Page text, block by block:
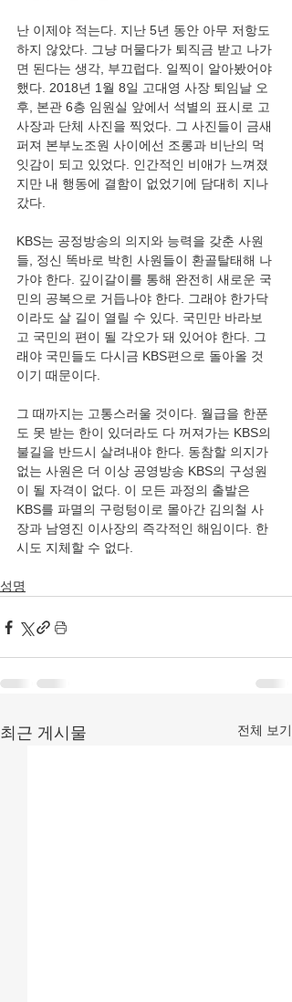
난 이제야 적는다. 지난 5년 동안 아무 저항도
하지 않았다. 그냥 머물다가 퇴직금 받고 나가
면 된다는 생각, 부끄럽다. 일찍이 알아봤어야
했다. 2018년 1월 8일 고대영 사장 퇴임날 오
후, 본관 6층 임원실 앞에서 석별의 표시로 고
사장과 단체 사진을 찍었다. 그 사진들이 금새
퍼져 본부노조원 사이에선 조롱과 비난의 먹
잇감이 되고 있었다. 인간적인 비애가 느껴졌
지만 내 행동에 결함이 없었기에 담대히 지나
갔다.
KBS는 공정방송의 의지와 능력을 갖춘 사원
들, 정신 똑바로 박힌 사원들이 환골탈태해 나
가야 한다. 깊이갈이를 통해 완전히 새로운 국
민의 공복으로 거듭나야 한다. 그래야 한가닥
이라도 살 길이 열릴 수 있다. 국민만 바라보
고 국민의 편이 될 각오가 돼 있어야 한다. 그
래야 국민들도 다시금 KBS편으로 돌아올 것
이기 때문이다.
그 때까지는 고통스러울 것이다. 월급을 한푼
도 못 받는 한이 있더라도 다 꺼져가는 KBS의
불길을 반드시 살려내야 한다. 동참할 의지가
없는 사원은 더 이상 공영방송 KBS의 구성원
이 될 자격이 없다. 이 모든 과정의 출발은
KBS를 파멸의 구렁텅이로 몰아간 김의철 사
장과 남영진 이사장의 즉각적인 해임이다. 한
시도 지체할 수 없다.
성명
최근 게시물 전체 보기